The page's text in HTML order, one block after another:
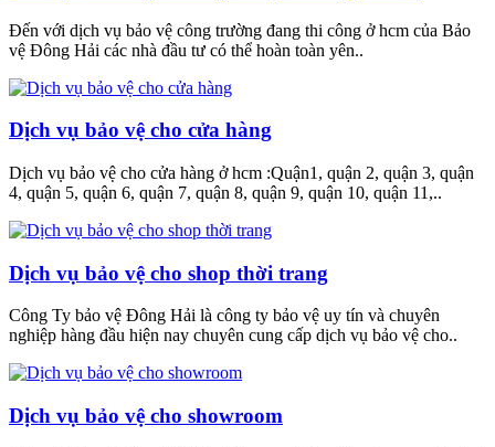
Đến với dịch vụ bảo vệ công trường đang thi công ở hcm của Bảo
vệ Đông Hải các nhà đầu tư có thể hoàn toàn yên..
Dịch vụ bảo vệ cho cửa hàng
Dịch vụ bảo vệ cho cửa hàng ở hcm :Quận1, quận 2, quận 3, quận
4, quận 5, quận 6, quận 7, quận 8, quận 9, quận 10, quận 11,..
Dịch vụ bảo vệ cho shop thời trang
Công Ty bảo vệ Đông Hải là công ty bảo vệ uy tín và chuyên
nghiệp hàng đầu hiện nay chuyên cung cấp dịch vụ bảo vệ cho..
Dịch vụ bảo vệ cho showroom